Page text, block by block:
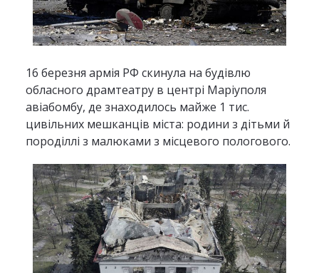
16 березня армія РФ скинула на будівлю
обласного драмтеатру в центрі Маріуполя
авіабомбу, де знаходилось майже 1 тис.
цивільних мешканців міста: родини з дітьми й
породіллі з малюками з місцевого пологового.